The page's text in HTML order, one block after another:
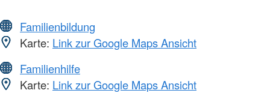
Familienbildung
Karte: Link zur Google Maps Ansicht
Familienhilfe
Karte: Link zur Google Maps Ansicht